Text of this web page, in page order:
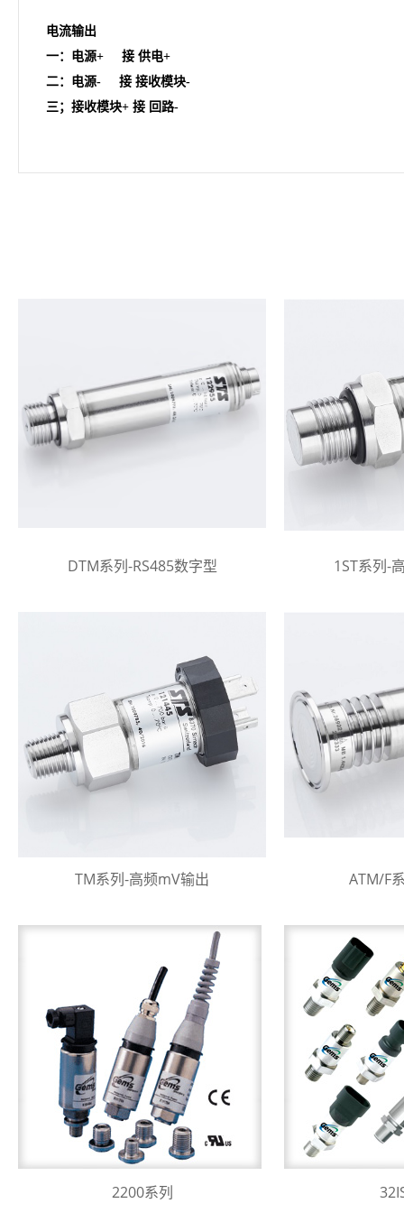
电流输出
一：电源+ 接 供电+
二：电源- 接 接收模块-
三；接收模块+ 接 回路-
DTM系列-RS485数字型 1ST系列-
TM系列-高频mV输出 ATM/F
2200系列